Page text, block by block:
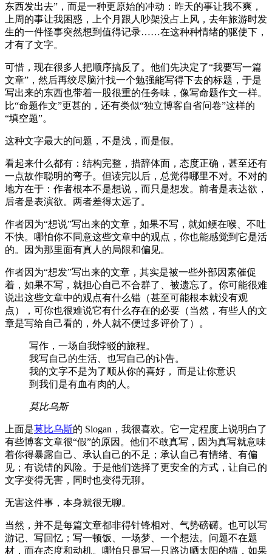
东西发出去”，而是一种更原始的冲动：昨天的事让我不爽，
上周的事让我困惑，上个月跟人吵架没占上风，去年旅游时发
生的一件怪事突然想到值得记录……在这种种情绪的驱使下，
才有了文字。
可惜，现在很多人把顺序搞反了。他们先决定了“我要写一篇
文章”，然后再绞尽脑汁找一个勉强能写得下去的标题，于是
写出来的东西也带着一股很重的任务味，像写命题作文一样。
比“命题作文”更甚的，还有类似“独立博客自省问卷”这样的
“填空题”。
这种文字最大的问题，不是浅，而是假。
看起来什么都有：结构完整，措辞体面，态度正确，甚至还有
一点故作聪明的弯子。但读完以后，总觉得哪里不对。不对的
地方在于：作者根本不是想说，而只是想发。前者是表达欲，
后者是表演欲。两者差得太远了。
作者因为“想说”写出来的文章，如果不写，就如鲠在喉、不吐
不快。哪怕你不同意这些文章中的观点，你也能感觉到它是活
的。因为那里面有真人的局限和偏见。
作者因为“想发”写出来的文章，其实是被一些外部因素催促
着，如果不写，就担心自己不合群了、被遗忘了。你可能很难
说出这些文章中的观点有什么错（甚至可能根本就没有观
点），可你也很难说它有什么存在的必要（当然，有些人的文
章是写给自己看的，外人就不便过多评价了）。
写作，一场自我悖驳的旅程。
我写自己的生活、也写自己的讣告。
我的文字不是为了顺从你的喜好， 而是让你意识
到我们是有血有肉的人。
莫比乌斯
上面是莫比乌斯的 Slogan，我很喜欢。它一定程度上说明白了
有些博客文章很“假”的原因。他们不敢真写，因为真写就意味
着你得暴露自己、承认自己的不足；承认自己有情绪、有偏
见；有说错的风险。于是他们选择了更安全的方式，让自己的
文字变得无害，同时也变得无聊。
无害这件事，本身就很无聊。
当然，并不是每篇文章都非得针锋相对、气势磅礴。也可以写
游记、写回忆；写一顿饭、一场梦、一个想法。问题不在题
材，而在态度和动机。哪怕只是写一只路边晒太阳的猫，如果